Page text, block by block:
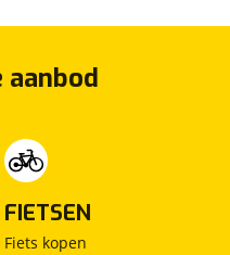
FIETSEN
Fiets kopen